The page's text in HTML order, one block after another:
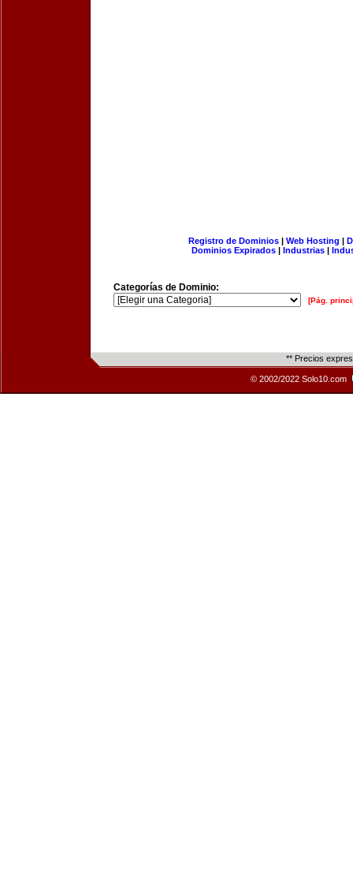
Registro de Dominios| Web Hosting |
Dominios Expirados | Industrias |
Categorías de Dominio:
[Pág.
** Precios
© 2002/2022 Solo10.com